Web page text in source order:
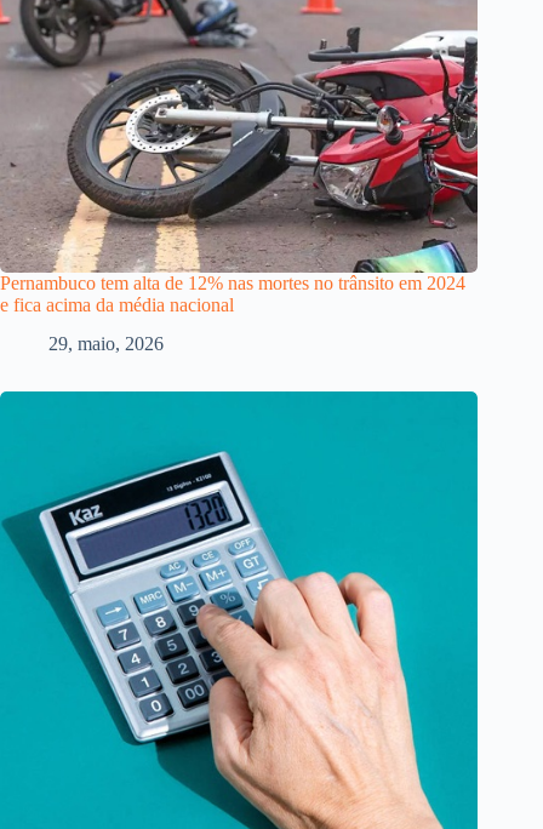
Pernambuco tem alta de 12% nas mortes no trânsito em 2024
e fica acima da média nacional
29, maio, 2026